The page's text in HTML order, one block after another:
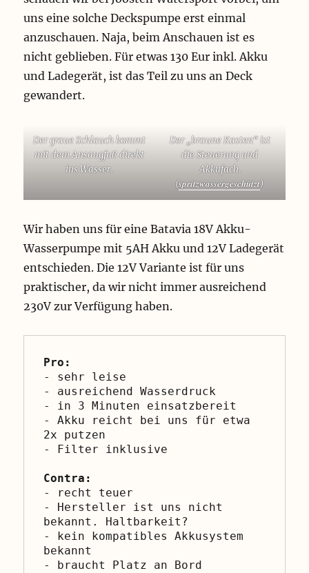
uns eine solche Deckspumpe erst einmal
anzuschauen. Naja, beim Anschauen ist es
nicht geblieben. Für etwas 130 Eur inkl. Akku
und Ladegerät, ist das Teil zu uns an Deck
gewandert.
Der graue Schlauch kommt
mit dem Ansaugfuß direkt
ins Wasser.
Der „braune Kasten“ ist
die Steuerung und
Akkufach.
(spritzwassergeschützt)
Wir haben uns für eine Batavia 18V Akku-
Wasserpumpe mit 5AH Akku und 12V Ladegerät
entschieden. Die 12V Variante ist für uns
praktischer, da wir nicht immer ausreichend
230V zur Verfügung haben.
Pro:
- sehr leise
- ausreichend Wasserdruck
- in 3 Minuten einsatzbereit
- Akku reicht bei uns für etwa
2x putzen
- Filter inklusive
Contra:
- recht teuer
- Hersteller ist uns nicht
bekannt. Haltbarkeit?
- kein kompatibles Akkusystem
bekannt
- braucht Platz an Bord